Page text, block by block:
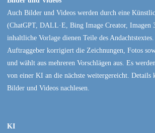
Auch Bilder und Videos werden durch eine
(ChatGPT, DALL·E, Bing Image Creator, Imagen
inhaltliche Vorlage dienen Teile des
Auftraggeber korrigiert die Zeichnungen, Fotos
und wählt aus mehreren Vorschlägen aus. Es
von einer KI an die nächste weitergereicht. Details
Bilder und Videos nachlesen.
KI